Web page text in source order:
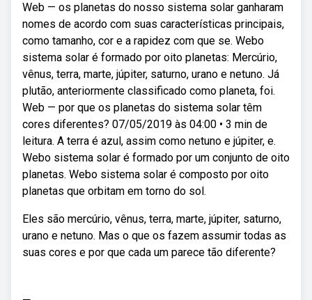
Web — os planetas do nosso sistema solar ganharam
nomes de acordo com suas características principais,
como tamanho, cor e a rapidez com que se. Webo
sistema solar é formado por oito planetas: Mercúrio,
vênus, terra, marte, júpiter, saturno, urano e netuno. Já
plutão, anteriormente classificado como planeta, foi.
Web — por que os planetas do sistema solar têm
cores diferentes? 07/05/2019 às 04:00 • 3 min de
leitura. A terra é azul, assim como netuno e júpiter, e.
Webo sistema solar é formado por um conjunto de oito
planetas. Webo sistema solar é composto por oito
planetas que orbitam em torno do sol.
Eles são mercúrio, vênus, terra, marte, júpiter, saturno,
urano e netuno. Mas o que os fazem assumir todas as
suas cores e por que cada um parece tão diferente?